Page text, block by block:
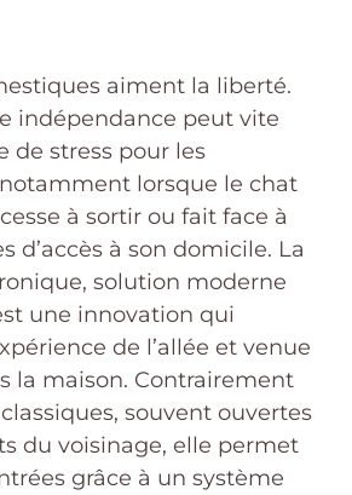
aiment la liberté.
indépendance peut vite
de stress pour les
lorsque le chat
à sortir ou fait face à
d’accès à son domicile. La
solution moderne
une innovation qui
de l’allée et venue
la maison. Contrairement
souvent ouvertes
du voisinage, elle permet
grâce à un système